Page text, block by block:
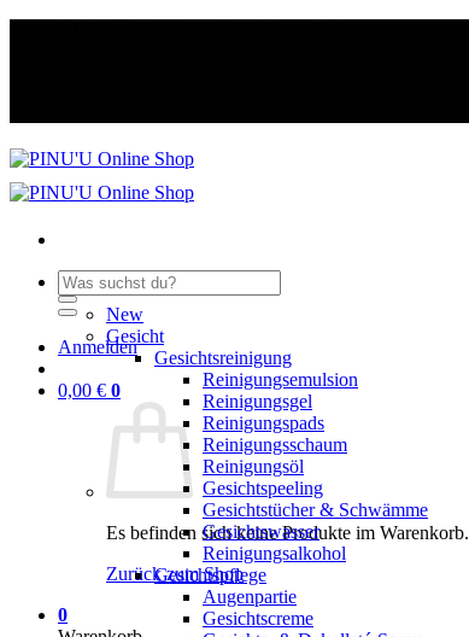
Suche
nach:
Anmelden
0,00 € 0
Es befinden sich keine Produkte im Warenkorb.
Zurück zum Shop
0
New
Gesicht
Gesichtsreinigung
Reinigungsemulsion
Reinigungsgel
Reinigungspads
Reinigungsschaum
Reinigungsöl
Gesichtspeeling
Gesichtstücher & Schwämme
Gesichtswasser
Reinigungsalkohol
Gesichtspflege
Augenpartie
Gesichtscreme